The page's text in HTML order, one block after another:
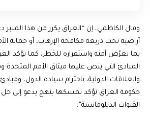
وقال الكاظمي، إن “العراق يكرر من هذا المنبر
أراضيه تحت ذريعة مكافحة الإرهاب، أو حماية
بما يعرّض أمنه واستقراره للخطر، كما يؤكد
المبادئ التي ينص عليها ميثاق الأمم المتحدة
والعلاقات الدولية، باحترام سيادة الدول،
حكومة العراق تؤكد تمسكها بنهج يدعو إلى حل
القنوات الدبلوماسية”.